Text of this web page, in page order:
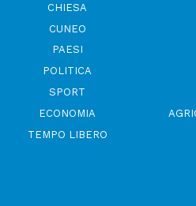
CHIESA
CUNEO
PAESI
POLITICA
SPORT
ECONOMIA
TEMPO LIBERO